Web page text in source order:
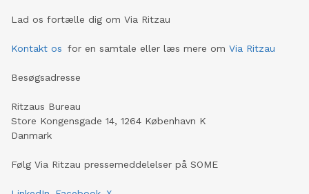
Lad os fortælle dig om Via Ritzau
Kontakt os for en samtale eller læs mere om Via Ritzau
Besøgsadresse
Ritzaus Bureau
Store Kongensgade 14, 1264 København K
Danmark
Følg Via Ritzau pressemeddelelser på SOME